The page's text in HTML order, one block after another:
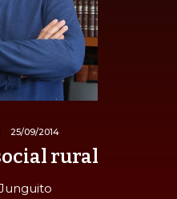
25/09/2014
rural